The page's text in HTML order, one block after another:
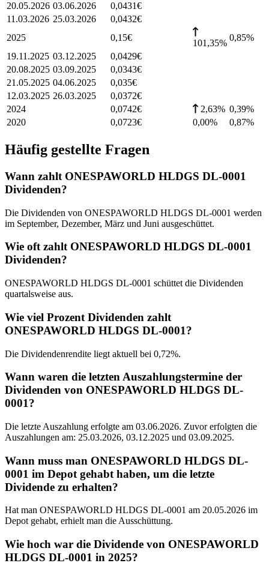
20.05.2026 03.06.2026 0,0431€
11.03.2026 25.03.2026 0,0432€
2025
0,15€
101,35%
0,85%
19.11.2025 03.12.2025 0,0429€
20.08.2025 03.09.2025 0,0343€
21.05.2025 04.06.2025 0,035€
12.03.2025 26.03.2025 0,0372€
2024
0,0742€ 2,63% 0,39%
2020
0,0723€ 0,00% 0,87%
Häufig gestellte Fragen
Wann zahlt ONESPAWORLD HLDGS DL-0001
Dividenden?
Die Dividenden von ONESPAWORLD HLDGS DL-0001 werden
im September, Dezember, März und Juni ausgeschüttet.
Wie oft zahlt ONESPAWORLD HLDGS DL-0001
Dividenden?
ONESPAWORLD HLDGS DL-0001 schüttet die Dividenden
quartalsweise aus.
Wie viel Prozent Dividenden zahlt
ONESPAWORLD HLDGS DL-0001?
Die Dividendenrendite liegt aktuell bei 0,72%.
Wann waren die letzten Auszahlungstermine der
Dividenden von ONESPAWORLD HLDGS DL-
0001?
Die letzte Auszahlung erfolgte am 03.06.2026. Zuvor erfolgten die
Auszahlungen am: 25.03.2026, 03.12.2025 und 03.09.2025.
Wann muss man ONESPAWORLD HLDGS DL-
0001 im Depot gehabt haben, um die letzte
Dividende zu erhalten?
Hat man ONESPAWORLD HLDGS DL-0001 am 20.05.2026 im
Depot gehabt, erhielt man die Ausschüttung.
Wie hoch war die Dividende von ONESPAWORLD
HLDGS DL-0001 in 2025?